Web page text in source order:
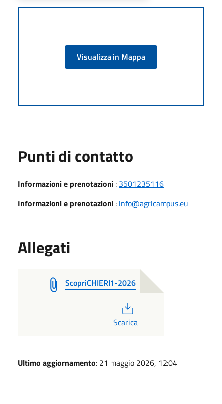
Visualizza in Mappa
Punti di contatto
Informazioni e prenotazioni : 3501235116
Informazioni e prenotazioni : info@agricampus.eu
Allegati
ScopriCHIERI1-2026
Scarica
Ultimo aggiornamento: 21 maggio 2026, 12:04